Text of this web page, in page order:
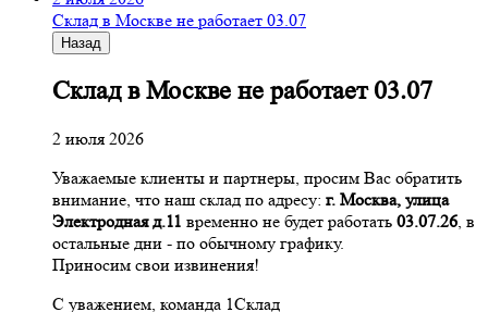
Склад в Москве не работает 03.07
Назад
Склад в Москве не работает 03.07
2 июля 2026
Уважаемые клиенты и партнеры, просим Вас обратить
внимание, что наш склад по адресу: г. Москва, улица
Электродная д.11 временно не будет работать 03.07.26, в
остальные дни - по обычному графику.
Приносим свои извинения!
С уважением, команда 1Склад